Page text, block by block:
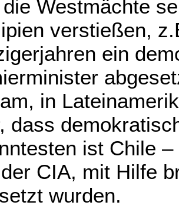
Westmächte
verstießen,
ein
in
dass
ist Chile
CIA, mit Hilfe
wurden.